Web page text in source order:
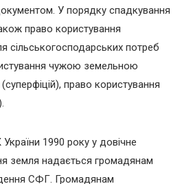
У порядку спадкування
право користування
сільськогосподарських потреб
чужою земельною
право користування
1990 року у довічне
земля надається громадянам
СФГ. Громадянам